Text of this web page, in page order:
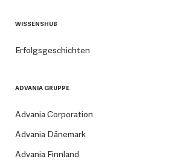
WISSENSHUB
Erfolgsgeschichten
ADVANIA GRUPPE
Advania Corporation
Advania Dänemark
Advania Finnland